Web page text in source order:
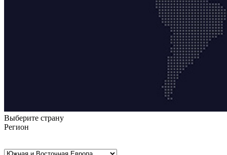
Выберите страну
Регион